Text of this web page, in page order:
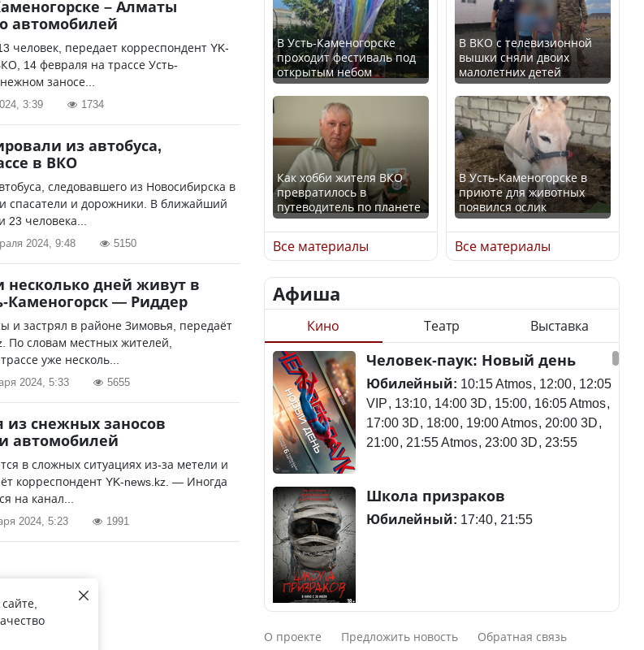
– Алматы
автомобилей
человек, передает корреспондент YK-
14 февраля на трассе Усть-
заносе...
3:39 1734
из автобуса,
в ВКО
следовавшего из Новосибирска в
спасатели и дорожники. В ближайший
23 человека...
2024, 9:48 5150
дней живут в
Каменогорск — Риддер
и застрял в районе Зимовья, передаёт
По словам местных жителей,
уже несколь...
2024, 5:33 5655
из снежных заносов
автомобилей
в сложных ситуациях из-за метели и
корреспондент YK-news.kz. — Иногда
на канал...
2024, 5:23 1991
Искусственный интеллект
официально включили в
школьную программу
Казахстана
В Казахстане стало
проще получить
направления на
медицинские
обследования
Қазақстан Орталық Азия
елдері арасында әл-ауқат
индексінде көш бастады
Казахстан возглавил
рейтинг благополучия
среди стран Центральной
Азии
Будут ли представлены
Трамп официально
вступил в должность
президента США
Луну признали объектом
культурного наследия,
находящегося под
угрозой исчезновения
Станет ли
метапневмовирус
эпидемией, рассказали в
ВОЗ
потерпел крушение в
Южной Корее, погибли
120 человек
Актау: Путин принес
В Усть-Каменогорске
проходит фестиваль под
открытым небом
Как хобби жителя ВКО
превратилось в
путеводитель по планете
Все материалы
В ВКО с телевизионной
вышки сняли двоих
малолетних детей
В Усть-Каменогорске в
приюте для животных
появился ослик
Все материалы
Афиша
Кино Театр Выставка
Человек-паук: Новый день
Юбилейный: 10:15 Atmos 12:00 12:05
VIP 13:10 14:00 3D 15:00 16:05 Atmos
17:00 3D 18:00 19:00 Atmos 20:00 3D
21:00 21:55 Atmos 23:00 3D 23:55
Школа призраков
Юбилейный: 17:40 21:55
Смешарики сквозь вселенные
О проекте Предложить новость Обратная связь